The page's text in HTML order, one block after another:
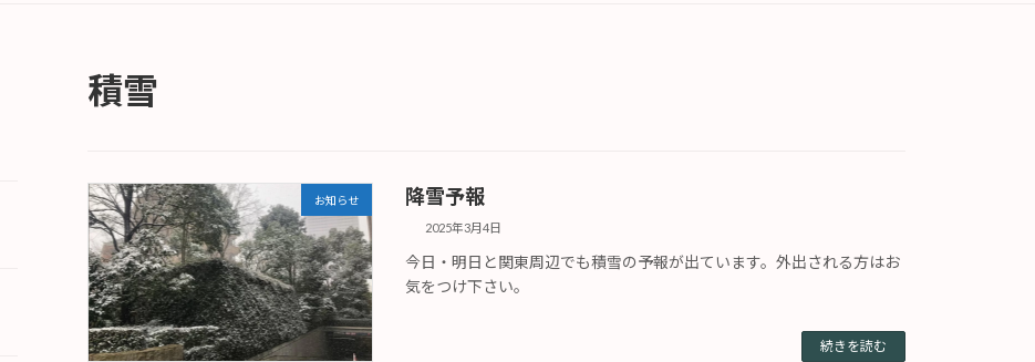
積雪
お知らせ 降雪予報
2025年3月4日
今日・明日と関東周辺でも積雪の予報が出ています。外出される方はお
気をつけ下さい。
続きを読む